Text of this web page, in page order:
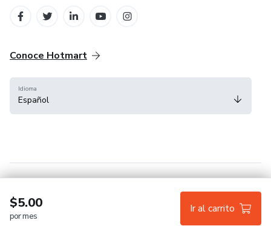
$5.00
por mes
Ir al carrito
Conoce Hotmart
Idioma
Español